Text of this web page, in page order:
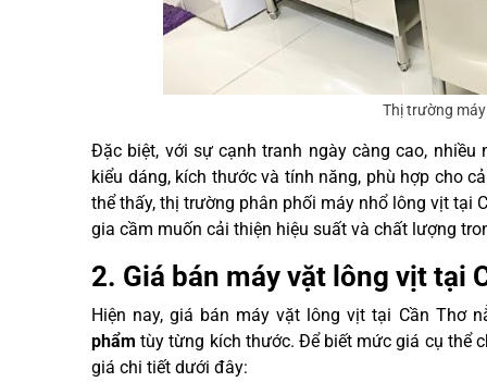
Thị trường
Đặc biệt, với sự cạnh tranh ngày càng cao,
kiểu dáng, kích thước và tính năng, phù hợp cho
thể thấy, thị trường phân phối máy nhổ lông vịt tại
gia cầm muốn cải thiện hiệu suất và chất lượng
2. Giá bán máy vặt lông vịt tại
Hiện nay, giá bán máy vặt lông vịt tại Cần Thơ
phẩm tùy từng kích thước. Để biết mức giá cụ thể
giá chi tiết dưới đây: